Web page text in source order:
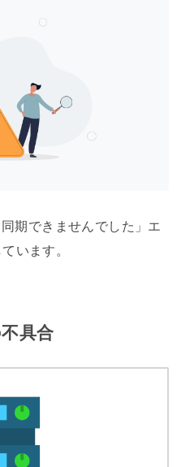
期できませんでした」エ
います。
具合